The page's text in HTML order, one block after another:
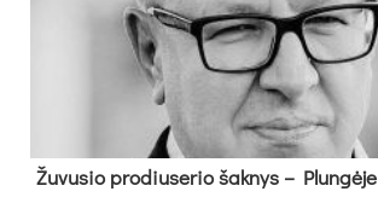
Žu­vu­sio pro­diu­se­rio šak­nys – Plun­gė­je